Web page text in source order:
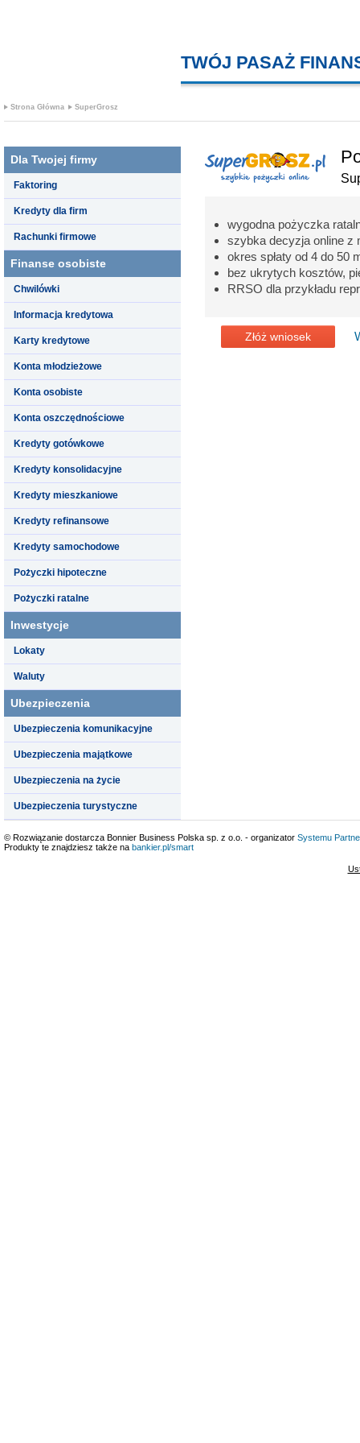
TWÓJ PASAŻ
Strona Główna SuperGrosz
Dla Twojej firmy
Faktoring
Kredyty dla firm
Rachunki firmowe
Finanse osobiste
Chwilówki
Informacja kredytowa
Karty kredytowe
Konta młodzieżowe
Konta osobiste
Konta oszczędnościowe
Kredyty gotówkowe
Kredyty konsolidacyjne
Kredyty mieszkaniowe
Kredyty refinansowe
Kredyty samochodowe
Pożyczki hipoteczne
Pożyczki ratalne
Inwestycje
Lokaty
Waluty
Ubezpieczenia
Ubezpieczenia komunikacyjne
Ubezpieczenia majątkowe
Ubezpieczenia na życie
Ubezpieczenia turystyczne
wygodna pożyczka
szybka decyzja online z
okres spłaty od 4 do 50
bez ukrytych kosztów,
RRSO dla przykładu
Złóż wniosek
© Rozwiązanie dostarcza Bonnier Business Polska sp. z o.o. - organizator Systemu
Produkty te znajdziesz także na bankier.pl/smart